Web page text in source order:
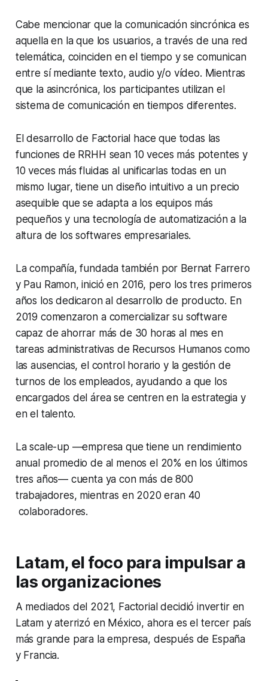
Cabe mencionar que la comunicación sincrónica es
aquella en la que los usuarios, a través de una red
telemática, coinciden en el tiempo y se comunican
entre sí mediante texto, audio y/o vídeo. Mientras
que la asincrónica, los participantes utilizan el
sistema de comunicación en tiempos diferentes.
El desarrollo de Factorial hace que todas las
funciones de RRHH sean 10 veces más potentes y
10 veces más fluidas al unificarlas todas en un
mismo lugar, tiene un diseño intuitivo a un precio
asequible que se adapta a los equipos más
pequeños y una tecnología de automatización a la
altura de los softwares empresariales.
La compañía, fundada también por Bernat Farrero
y Pau Ramon, inició en 2016, pero los tres primeros
años los dedicaron al desarrollo de producto. En
2019 comenzaron a comercializar su software
capaz de ahorrar más de 30 horas al mes en
tareas administrativas de Recursos Humanos como
las ausencias, el control horario y la gestión de
turnos de los empleados, ayudando a que los
encargados del área se centren en la estrategia y
en el talento.
La scale-up —empresa que tiene un rendimiento
anual promedio de al menos el 20% en los últimos
tres años— cuenta ya con más de 800
trabajadores, mientras en 2020 eran 40
colaboradores.
Latam, el foco para impulsar a
las organizaciones
A mediados del 2021, Factorial decidió invertir en
Latam y aterrizó en México, ahora es el tercer país
más grande para la empresa, después de España
y Francia.